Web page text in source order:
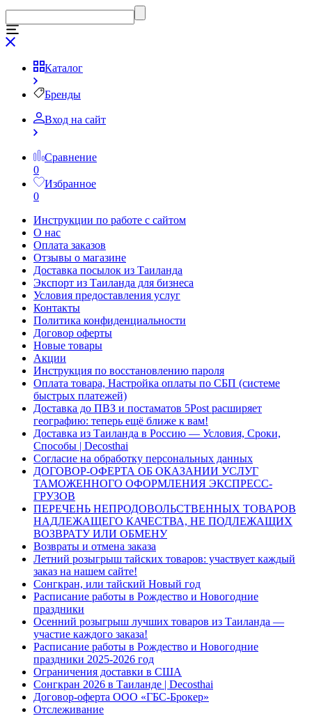
Каталог
Бренды
Вход на сайт
Сравнение
0
Избранное
0
Инструкции по работе с сайтом
О нас
Оплата заказов
Отзывы о магазине
Доставка посылок из Таиланда
Экспорт из Таиланда для бизнеса
Условия предоставления услуг
Контакты
Политика конфиденциальности
Договор оферты
Новые товары
Акции
Инструкция по восстановлению пароля
Оплата товара, Настройка оплаты по СБП (системе
быстрых платежей)
Доставка до ПВЗ и постаматов 5Post расширяет
географию: теперь ещё ближе к вам!
Доставка из Таиланда в Россию — Условия, Сроки,
Способы | Decosthai
Согласие на обработку персональных данных
ДОГОВОР-ОФЕРТА ОБ ОКАЗАНИИ УСЛУГ
ТАМОЖЕННОГО ОФОРМЛЕНИЯ ЭКСПРЕСС-
ГРУЗОВ
ПЕРЕЧЕНЬ НЕПРОДОВОЛЬСТВЕННЫХ ТОВАРОВ
НАДЛЕЖАЩЕГО КАЧЕСТВА, НЕ ПОДЛЕЖАЩИХ
ВОЗВРАТУ ИЛИ ОБМЕНУ
Возвраты и отмена заказа
Летний розыгрыш тайских товаров: участвует каждый
заказ на нашем сайте!
Сонгкран, или тайский Новый год
Расписание работы в Рождество и Новогодние
праздники
Осенний розыгрыш лучших товаров из Таиланда —
участие каждого заказа!
Расписание работы в Рождество и Новогодние
праздники 2025-2026 год
Ограничения доставки в США
Сонгкран 2026 в Таиланде | Decosthai
Договор-оферта ООО «ГБС-Брокер»
Отслеживание